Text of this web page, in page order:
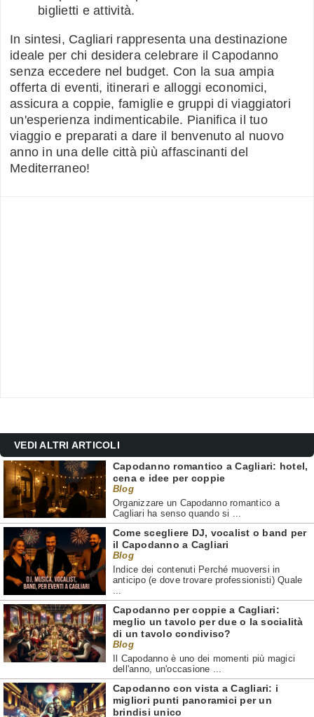
biglietti e attività.
In sintesi, Cagliari rappresenta una destinazione
ideale per chi desidera celebrare il Capodanno
senza eccedere nel budget. Con la sua ampia
offerta di eventi, itinerari e alloggi economici,
assicura a coppie, famiglie e gruppi di viaggiatori
un'esperienza indimenticabile. Pianifica il tuo
viaggio e preparati a dare il benvenuto al nuovo
anno in una delle città più affascinanti del
Mediterraneo!
VEDI ALTRI ARTICOLI
Capodanno romantico a Cagliari: hotel,
cena e idee per coppie
Blog
Organizzare un Capodanno romantico a
Cagliari ha senso quando si ...
Come scegliere DJ, vocalist o band per
il Capodanno a Cagliari
Blog
Indice dei contenuti Perché muoversi in
anticipo (e dove trovare professionisti) Quale
...
Capodanno per coppie a Cagliari:
meglio un tavolo per due o la socialità
di un tavolo condiviso?
Blog
Il Capodanno è uno dei momenti più magici
dell'anno, un'occasione ...
Capodanno con vista a Cagliari: i
migliori punti panoramici per un
brindisi unico